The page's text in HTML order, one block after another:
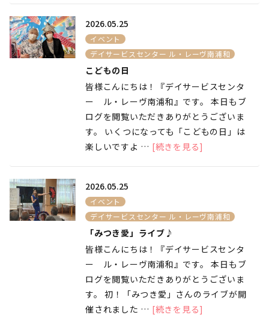
2026.05.25
イベント
デイサービスセンター ル・レーヴ南浦和
こどもの日
皆様こんにちは！『デイサービスセンタ
ー ル・レーヴ南浦和』です。 本日もブ
ログを閲覧いただきありがとうございま
す。 いくつになっても「こどもの日」は
楽しいですよ … [続きを見る]
2026.05.25
イベント
デイサービスセンター ル・レーヴ南浦和
「みつき愛」ライブ♪
皆様こんにちは！『デイサービスセンタ
ー ル・レーヴ南浦和』です。 本日もブ
ログを閲覧いただきありがとうございま
す。 初！「みつき愛」さんのライブが開
催されました … [続きを見る]